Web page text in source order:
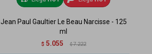
Jean Paul Gaultier Le Beau Narcisse - 125
ml
$ 5.055 $ 7.222